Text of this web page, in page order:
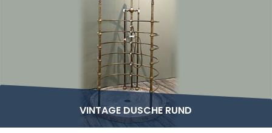
VINTAGE DUSCHE RUND